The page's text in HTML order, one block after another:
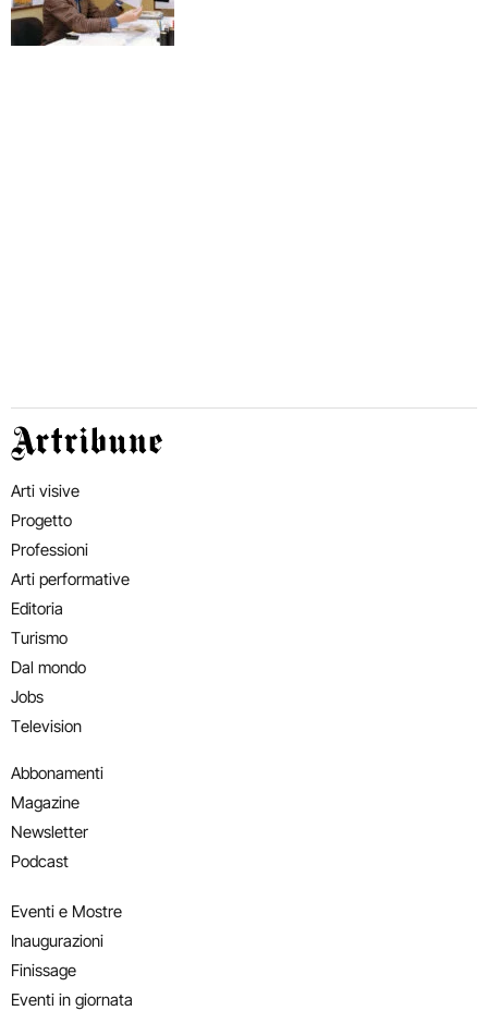
Artribune
Arti visive
Progetto
Professioni
Arti performative
Editoria
Turismo
Dal mondo
Jobs
Television
Abbonamenti
Magazine
Newsletter
Podcast
Eventi e Mostre
Inaugurazioni
Finissage
Eventi in giornata